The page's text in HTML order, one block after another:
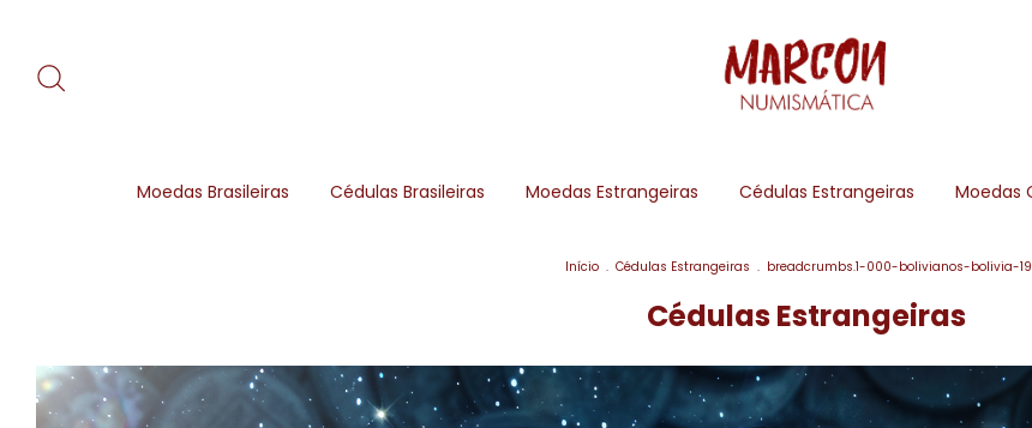
Moedas Brasileiras Cédulas Brasileiras Moedas Estrangeiras Cédulas Estrangeiras Moedas
Início . Cédulas Estrangeiras . breadcrumbs.1-000-bolivianos-bolivia-
Cédulas Estrangeiras